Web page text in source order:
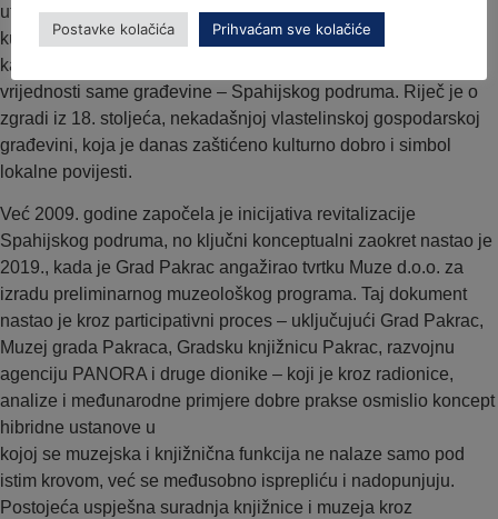
utemeljena je na inovativnom i strateški promišljenom razvoju
kulturne infrastrukture Pakraca i Požeško-slavonske županije,
kao i na prepoznavanju bogate povijesne i simboličke
vrijednosti same građevine – Spahijskog podruma. Riječ je o
zgradi iz 18. stoljeća, nekadašnjoj vlastelinskoj gospodarskoj
građevini, koja je danas zaštićeno kulturno dobro i simbol
lokalne povijesti.
Već 2009. godine započela je inicijativa revitalizacije
Spahijskog podruma, no ključni konceptualni zaokret nastao je
2019., kada je Grad Pakrac angažirao tvrtku Muze d.o.o. za
izradu preliminarnog muzeološkog programa. Taj dokument
nastao je kroz participativni proces – uključujući Grad Pakrac,
Muzej grada Pakraca, Gradsku knjižnicu Pakrac, razvojnu
agenciju PANORA i druge dionike – koji je kroz radionice,
analize i međunarodne primjere dobre prakse osmislio koncept
hibridne ustanove u
kojoj se muzejska i knjižnična funkcija ne nalaze samo pod
istim krovom, već se međusobno isprepliću i nadopunjuju.
Postojeća uspješna suradnja knjižnice i muzeja kroz
Postavke kolačića Prihvaćam sve kolačiće